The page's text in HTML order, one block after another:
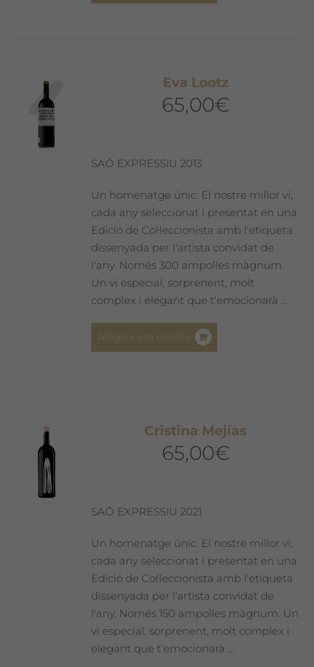
Eva Lootz
65,00€
SAÓ EXPRESSIU 2013
Un homenatge únic. El nostre millor vi,
cada any seleccionat i presentat en una
Edició de Col·leccionista amb l'etiqueta
dissenyada per l'artista convidat de
l'any. Només 300 ampolles màgnum.
Un vi especial, sorprenent, molt
complex i elegant que t'emocionarà ...
Afegeix a la cistella
Cristina Mejías
65,00€
SAÓ EXPRESSIU 2021
Un homenatge únic. El nostre millor vi,
cada any seleccionat i presentat en una
Edició de Col·leccionista amb l'etiqueta
dissenyada per l'artista convidat de
l'any. Només 150 ampolles màgnum. Un
vi especial, sorprenent, molt complex i
elegant que t'emocionarà ...